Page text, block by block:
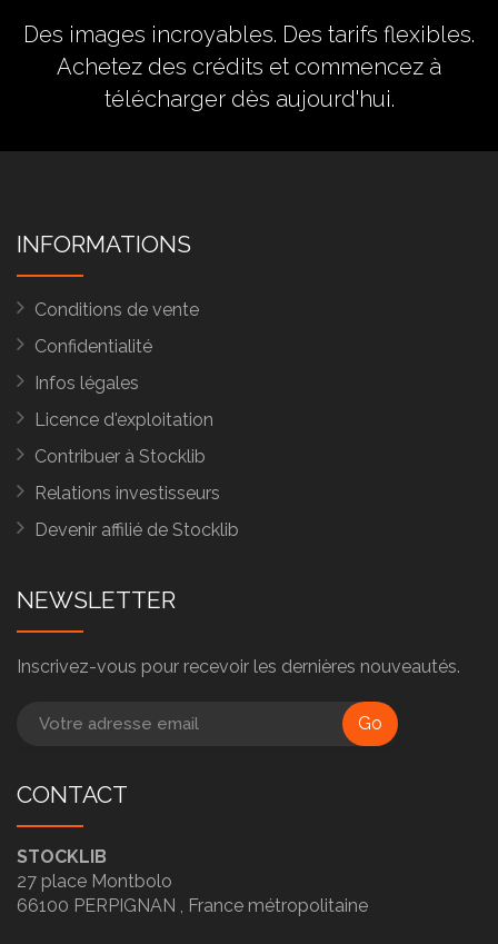
Des images incroyables. Des tarifs flexibles.
Achetez des crédits et commencez à
télécharger dès aujourd'hui.
INFORMATIONS
Conditions de vente
Confidentialité
Infos légales
Licence d'exploitation
Contribuer à Stocklib
Relations investisseurs
Devenir affilié de Stocklib
NEWSLETTER
Inscrivez-vous pour recevoir les dernières nouveautés.
Go
CONTACT
STOCKLIB
27 place Montbolo
66100 PERPIGNAN , France métropolitaine